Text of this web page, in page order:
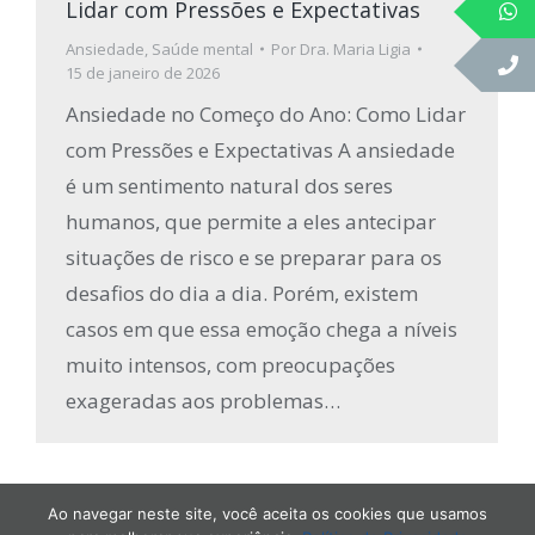
Lidar com Pressões e Expectativas
Ansiedade Saúde mental Por Dra. Maria Ligia
15 de janeiro de 2026
Ansiedade no Começo do Ano: Como Lidar
com Pressões e Expectativas A ansiedade
é um sentimento natural dos seres
humanos, que permite a eles antecipar
situações de risco e se preparar para os
desafios do dia a dia. Porém, existem
casos em que essa emoção chega a níveis
muito intensos, com preocupações
exageradas aos problemas…
Drª Maria Lígia Soares | Todos os Direitos Reservados
Ao navegar neste site, você aceita os cookies que usamos